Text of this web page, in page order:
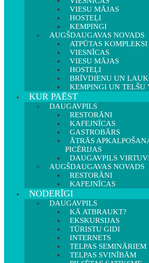
VIESU MĀJAS
HOSTEĻI
KEMPINGI
AUGŠDAUGAVAS NOVADS
ATPŪTAS KOMPLEKSI
VIESNĪCAS
VIESU MĀJAS
HOSTEĻI
BRĪVDIENU UN
KEMPINGI UN TELŠU
KUR PAĒST
DAUGAVPILS
RESTORĀNI
KAFEJNĪCAS
GASTROBĀRS
ĀTRĀS
PICĒRIJAS
DAUGAVPILS
AUGŠDAUGAVAS NOVADS
RESTORĀNI
KAFEJNĪCAS
NODERĪGI
DAUGAVPILS
KĀ ATBRAUKT?
EKSKURSIJAS
TŪRISTU GIDI
INTERNETS
TELPAS
TELPAS SVINĪBĀM